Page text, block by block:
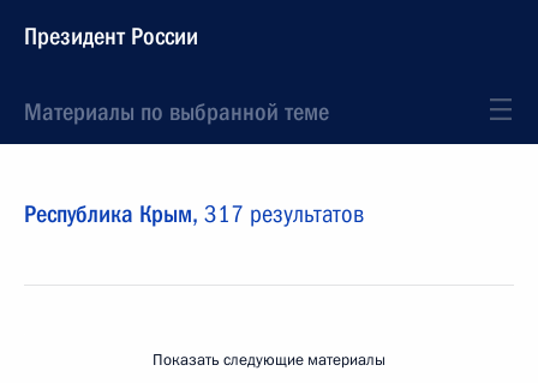
Президент России
Материалы по выбранной теме
Республика Крым, 317 результатов
Показать следующие материалы